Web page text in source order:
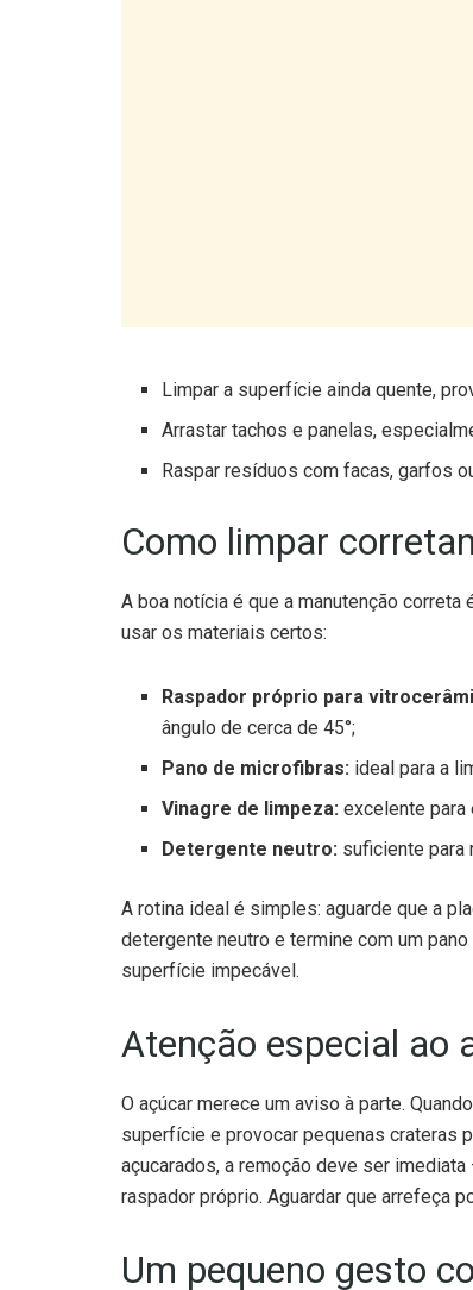
Arrastar tachos e panelas,
Raspar resíduos com facas, garfos
Como limpar
A boa notícia é que a manutenção
Pano de microfibras:ideal para a
Vinagre de limpeza:excelente para
Detergente neutro: suficiente para
A rotina ideal é simples: aguarde que a
superfície impecável.
O açúcar merece um aviso à parte.
açucarados, a remoção deve ser
raspador próprio. Aguardar que arrefeça